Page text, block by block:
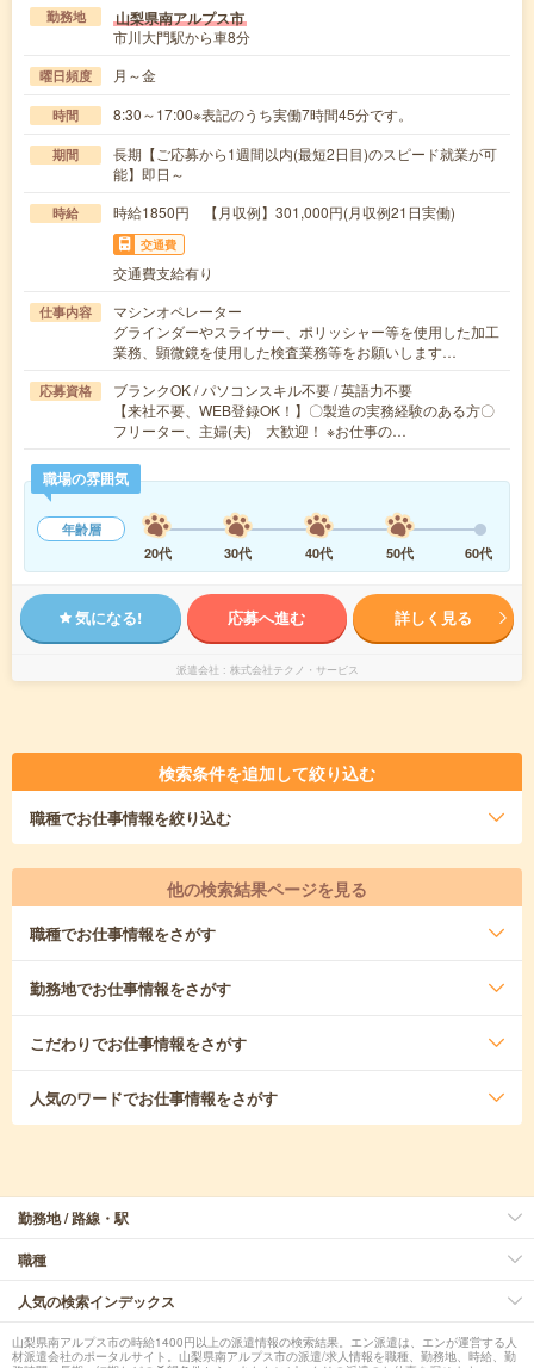
勤務地 山梨県南アルプス市
市川大門駅から車8分
曜日頻度 月～金
時間 8:30～17:00※表記のうち実働7時間45分です。
期間
長期【ご応募から1週間以内(最短2日目)のスピード就業が可
能】即日～
時給 時給1850円 【月収例】301,000円(月収例21日実働)
交通費
交通費支給有り
仕事内容
マシンオペレーター
グラインダーやスライサー、ポリッシャー等を使用した加工
業務、顕微鏡を使用した検査業務等をお願いします…
応募資格
ブランクOK / パソコンスキル不要 / 英語力不要
【来社不要、WEB登録OK！】〇製造の実務経験のある方〇
フリーター、主婦(夫) 大歓迎！ ※お仕事の…
職場の雰囲気
年齢層
20代
30代 40代 50代 60代
気になる! 応募へ進む 詳しく見る
派遣会社 株式会社テクノ・サービス
検索条件を追加して絞り込む
職種でお仕事情報を絞り込む
他の検索結果ページを見る
職種でお仕事情報をさがす
勤務地でお仕事情報をさがす
こだわりでお仕事情報をさがす
人気のワードでお仕事情報をさがす
勤務地 / 路線・駅
職種
人気の検索インデックス
山梨県南アルプス市の時給1400円以上の派遣情報の検索結果。エン派遣は、エンが運営する人
材派遣会社のポータルサイト。山梨県南アルプス市の派遣/求人情報を職種、勤務地、時給、勤